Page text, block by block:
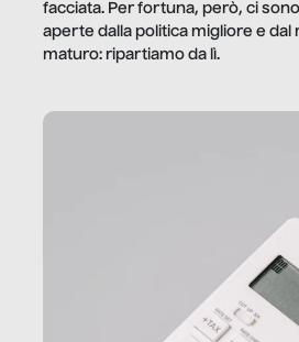
facciata. Per fortuna, però, ci
aperte dalla politica migliore e dal
maturo: ripartiamo da lì.